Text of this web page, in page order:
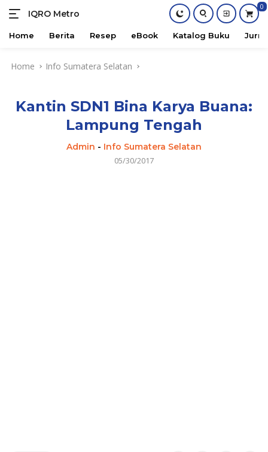
IQRO Metro
Lets
Bright
0
Home Berita Resep eBook Katalog Buku
Home Info Sumatera Selatan
Kantin SDN1 Bina Karya Buana:
Lampung Tengah
Admin - Info Sumatera Selatan
05/30/2017